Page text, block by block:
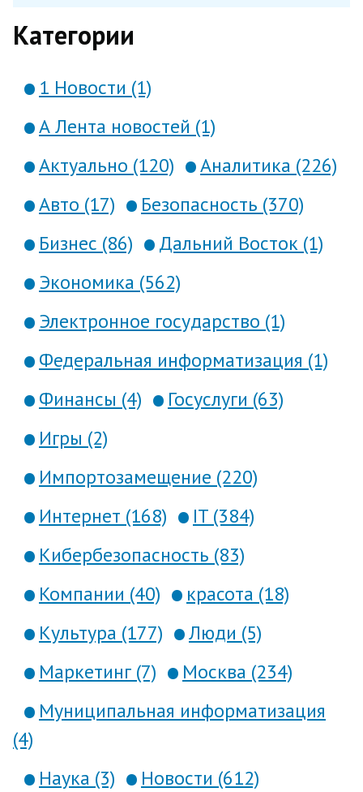
Категории
1 Новости (1)
А Лента новостей (1)
Актуально (120)
Аналитика (226)
Авто (17)
Безопасность (370)
Бизнес (86)
Дальний Восток (1)
Экономика (562)
Электронное государство (1)
Федеральная информатизация (1)
Финансы (4)
Госуслуги (63)
Игры (2)
Импортозамещение (220)
Интернет (168)
IT (384)
Кибербезопасность (83)
Компании (40)
красота (18)
Культура (177)
Люди (5)
Маркетинг (7)
Москва (234)
Муниципальная информатизация
(4)
Наука (3)
Новости (612)